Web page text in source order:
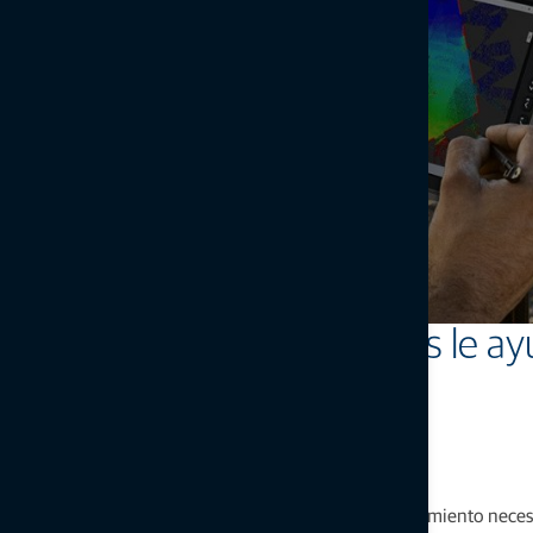
Las tabletas rugerizadas le
Las tabletas rugerizadas le ahorran viajes de
Estas versátiles tabletas tienen la potencia de procesamiento